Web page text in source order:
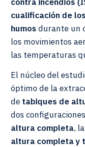
cualificación de
humos durante un
los movimientos
las temperaturas
El núcleo del
óptimo de la
de tabiques de
dos
altura completa,
altura completa y